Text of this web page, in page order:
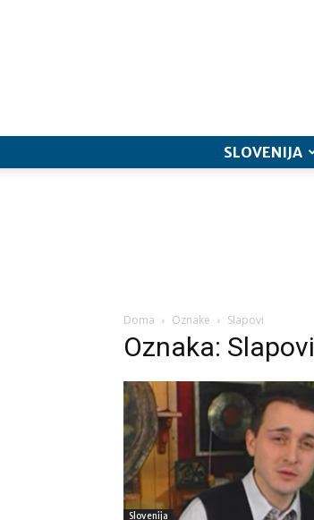
SLOVENIJA
Doma Oznake Slapovi
Oznaka: Slapovi
Slovenija